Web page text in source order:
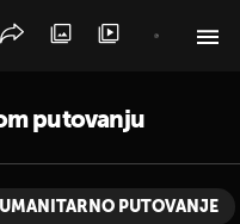
putovanju
PUTOVANJE